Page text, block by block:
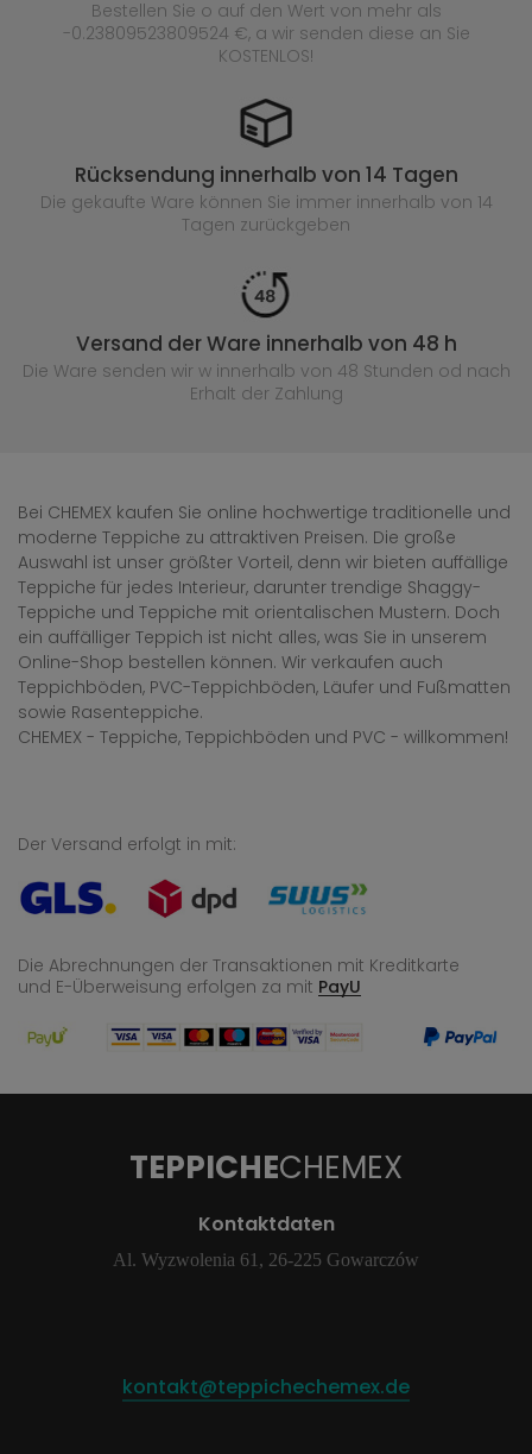
Bestellen Sie o auf den Wert von mehr als
-0.23809523809524 €, a wir senden diese an Sie
KOSTENLOS!
Rücksendung innerhalb von 14 Tagen
Die gekaufte Ware können Sie immer innerhalb von 14
Tagen zurückgeben
Versand der Ware innerhalb von 48 h
Die Ware senden wir w innerhalb von 48 Stunden od nach
Erhalt der Zahlung
Bei CHEMEX kaufen Sie online hochwertige traditionelle und
moderne Teppiche zu attraktiven Preisen. Die große
Auswahl ist unser größter Vorteil, denn wir bieten auffällige
Teppiche für jedes Interieur, darunter trendige Shaggy-
Teppiche und Teppiche mit orientalischen Mustern. Doch
ein auffälliger Teppich ist nicht alles, was Sie in unserem
Online-Shop bestellen können. Wir verkaufen auch
Teppichböden, PVC-Teppichböden, Läufer und Fußmatten
sowie Rasenteppiche.
CHEMEX - Teppiche, Teppichböden und PVC - willkommen!
Der Versand erfolgt in mit:
Die Abrechnungen der Transaktionen mit Kreditkarte
und E-Überweisung erfolgen za mit PayU
TEPPICHECHEMEX
Kontaktdaten
Al. Wyzwolenia 61, 26-225 Gowarczów
kontakt@teppichechemex.de